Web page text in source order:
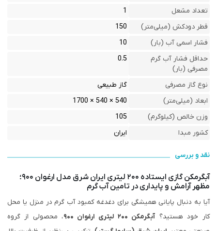
تعداد مشعل
1
قطر دودکش (میلی‌متر)
150
فشار اسمی آب (بار)
10
حداقل فشار آب گرم
مصرفی (بار)
0.5
نوع گاز مصرفی
گاز طبیعی
ابعاد (میلی‌متر)
540 × 540 × 1700
وزن خالص (کیلوگرم)
105
کشور مبدا
ایران
نقد و بررسی
آبگرمکن گازی ایستاده ۲۰۰ لیتری ایران شرق مدل ارغوان ۹۰۰؛
مظهر آرامش و پایداری در تامین آب گرم
آیا به دنبال پایانی همیشگی برای دغدغه کمبود آب گرم در منزل یا محل
کار خود هستید؟ آبگرمکن ۲۰۰ لیتری ارغوان ۹۰۰
، محصولی از گروه